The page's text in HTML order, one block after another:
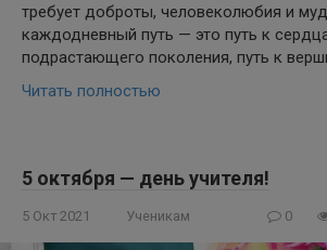
требует доброты, человеколюбия и
каждодневный путь — это путь к
подрастающего поколения, путь к
Читать полностью
5 октября — день учителя!
5 Окт 2021 Ученикам 0